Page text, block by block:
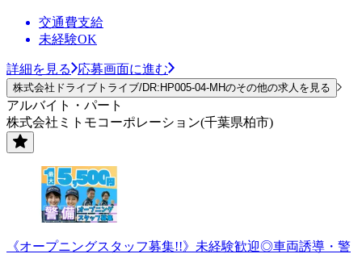
交通費支給
未経験OK
詳細を見る 応募画面に進む
株式会社ドライブトライブ/DR:HP005-04-MHのその他の求人を見る
アルバイト・パート
株式会社ミトモコーポレーション(千葉県柏市)
《オープニングスタッフ募集!!》未経験歓迎◎車両誘導・警